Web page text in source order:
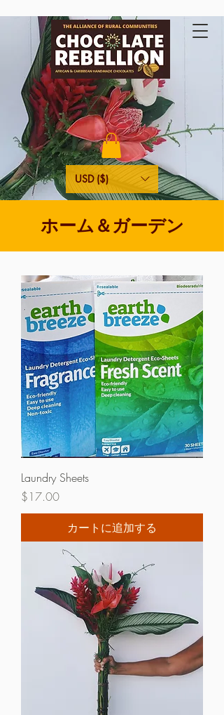
USD ($)
ホーム＆ガーデン
Laundry Sheets
価格
$17.00
カートに追加する